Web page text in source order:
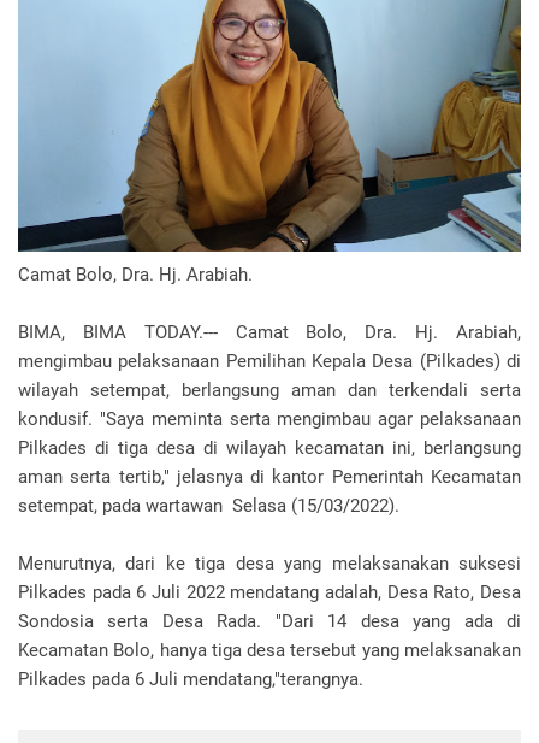
Camat Bolo, Dra. Hj. Arabiah.
BIMA, BIMA TODAY.--- Camat Bolo, Dra. Hj. Arabiah,
mengimbau pelaksanaan Pemilihan Kepala Desa (Pilkades) di
wilayah setempat, berlangsung aman dan terkendali serta
kondusif. "Saya meminta serta mengimbau agar pelaksanaan
Pilkades di tiga desa di wilayah kecamatan ini, berlangsung
aman serta tertib," jelasnya di kantor Pemerintah Kecamatan
setempat, pada wartawan Selasa (15/03/2022).
Menurutnya, dari ke tiga desa yang melaksanakan suksesi
Pilkades pada 6 Juli 2022 mendatang adalah, Desa Rato, Desa
Sondosia serta Desa Rada. "Dari 14 desa yang ada di
Kecamatan Bolo, hanya tiga desa tersebut yang melaksanakan
Pilkades pada 6 Juli mendatang,"terangnya.